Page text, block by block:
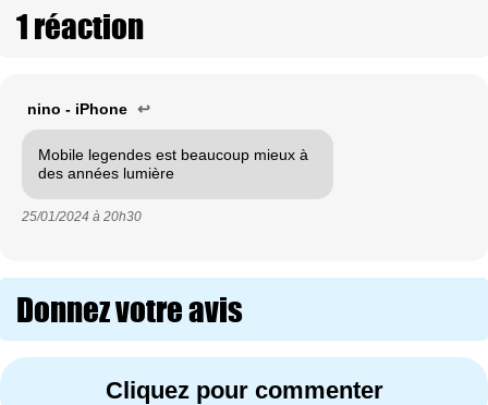
1 réaction
nino - iPhone ↩
Mobile legendes est beaucoup mieux à
des années lumière
25/01/2024 à 20h30
Donnez votre avis
Cliquez pour commenter